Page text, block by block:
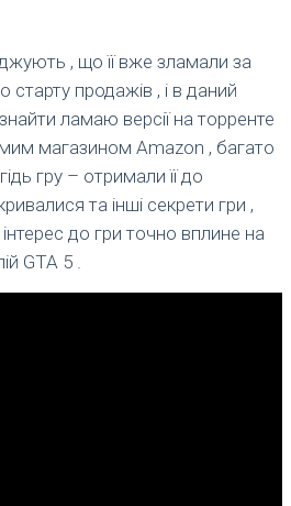
, що її вже зламали за
старту продажів , і в даний
ламаю версії на торренте
магазином Amazon , багато
гру – отримали її до
та інші секрети гри ,
до гри точно вплине на
GTA 5 .